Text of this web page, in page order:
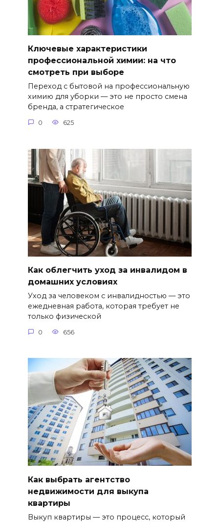
Ключевые характеристики
профессиональной химии: на что
смотреть при выборе
Переход с бытовой на профессиональную
химию для уборки — это не просто смена
бренда, а стратегическое
0 625
Как облегчить уход за инвалидом в
домашних условиях
Уход за человеком с инвалидностью — это
ежедневная работа, которая требует не
только физической
0 656
Как выбрать агентство
недвижимости для выкупа
квартиры
Выкуп квартиры — это процесс, который